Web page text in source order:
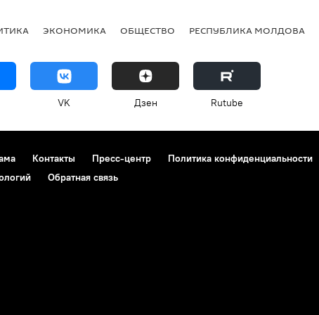
ЭКОНОМИКА ОБЩЕСТВО РЕСПУБЛИКА МОЛДОВА
VK Дзен Rutube
Контакты Пресс-центр Политика конфиденциальности
Обратная связь